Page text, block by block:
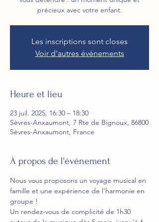
précieux avec votre enfant.
Les inscriptions sont closes
Voir d'autres événements
Heure et lieu
23 juil. 2025, 16:30 – 18:30
Sèvres-Anxaumont, 7 Rte de Bignoux, 86800
Sèvres-Anxaumont, France
À propos de l'événement
Nous vous proposons un voyage musical en
famille et une expérience de l’harmonie en
groupe !
Un rendez-vous de complicité de 1h30